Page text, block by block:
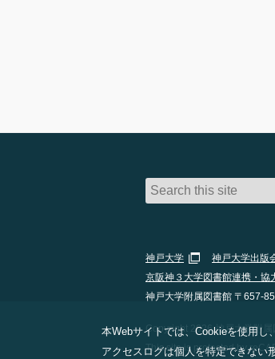
神戸大学 神戸大学出版
京阪神３大学図書館連携・協
神戸大学附属図書館 〒657-
Copyright 2026 神戸大学附
This site is protected by
本Webサイトでは、Cookieを使用し
アクセスログは個人を特定できない